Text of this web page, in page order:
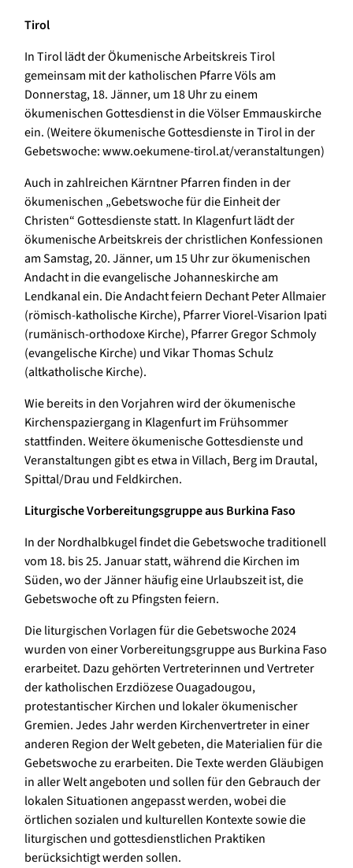
Tirol
In Tirol lädt der Ökumenische Arbeitskreis Tirol
gemeinsam mit der katholischen Pfarre Völs am
Donnerstag, 18. Jänner, um 18 Uhr zu einem
ökumenischen Gottesdienst in die Völser Emmauskirche
ein. (Weitere ökumenische Gottesdienste in Tirol in der
Gebetswoche: www.oekumene-tirol.at/veranstaltungen)
Auch in zahlreichen Kärntner Pfarren finden in der
ökumenischen „Gebetswoche für die Einheit der
Christen“ Gottesdienste statt. In Klagenfurt lädt der
ökumenische Arbeitskreis der christlichen Konfessionen
am Samstag, 20. Jänner, um 15 Uhr zur ökumenischen
Andacht in die evangelische Johanneskirche am
Lendkanal ein. Die Andacht feiern Dechant Peter Allmaier
(römisch-katholische Kirche), Pfarrer Viorel-Visarion Ipati
(rumänisch-orthodoxe Kirche), Pfarrer Gregor Schmoly
(evangelische Kirche) und Vikar Thomas Schulz
(altkatholische Kirche).
Wie bereits in den Vorjahren wird der ökumenische
Kirchenspaziergang in Klagenfurt im Frühsommer
stattfinden. Weitere ökumenische Gottesdienste und
Veranstaltungen gibt es etwa in Villach, Berg im Drautal,
Spittal/Drau und Feldkirchen.
Liturgische Vorbereitungsgruppe aus Burkina Faso
In der Nordhalbkugel findet die Gebetswoche traditionell
vom 18. bis 25. Januar statt, während die Kirchen im
Süden, wo der Jänner häufig eine Urlaubszeit ist, die
Gebetswoche oft zu Pfingsten feiern.
Die liturgischen Vorlagen für die Gebetswoche 2024
wurden von einer Vorbereitungsgruppe aus Burkina Faso
erarbeitet. Dazu gehörten Vertreterinnen und Vertreter
der katholischen Erzdiözese Ouagadougou,
protestantischer Kirchen und lokaler ökumenischer
Gremien. Jedes Jahr werden Kirchenvertreter in einer
anderen Region der Welt gebeten, die Materialien für die
Gebetswoche zu erarbeiten. Die Texte werden Gläubigen
in aller Welt angeboten und sollen für den Gebrauch der
lokalen Situationen angepasst werden, wobei die
örtlichen sozialen und kulturellen Kontexte sowie die
liturgischen und gottesdienstlichen Praktiken
berücksichtigt werden sollen.